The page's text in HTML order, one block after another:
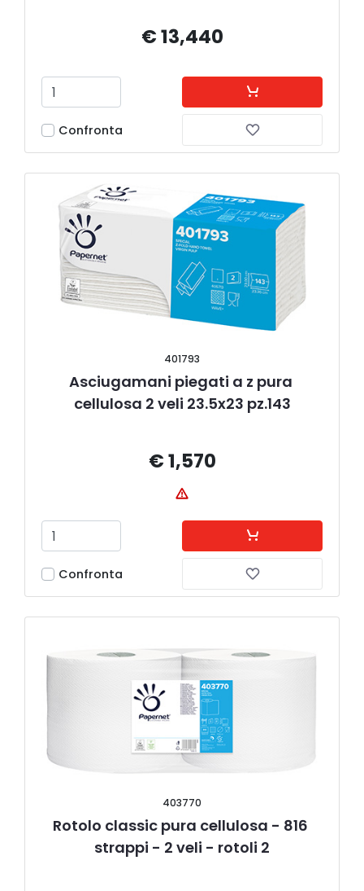
€ 13,440
Confronta
401793
Asciugamani piegati a z pura
cellulosa 2 veli 23.5x23 pz.143
€ 1,570
Confronta
403770
Rotolo classic pura cellulosa - 816
strappi - 2 veli - rotoli 2